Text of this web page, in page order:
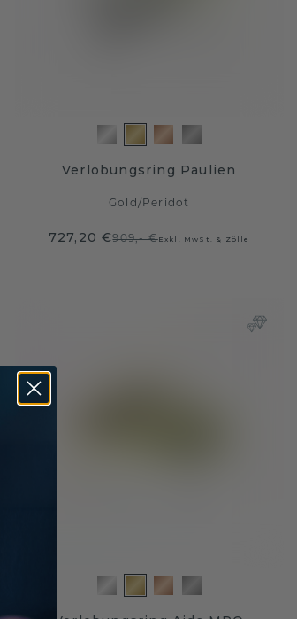
Verlobungsring Paulien
Gold / Peridot
727,20 €909,- €Exkl. MwSt. & Zölle